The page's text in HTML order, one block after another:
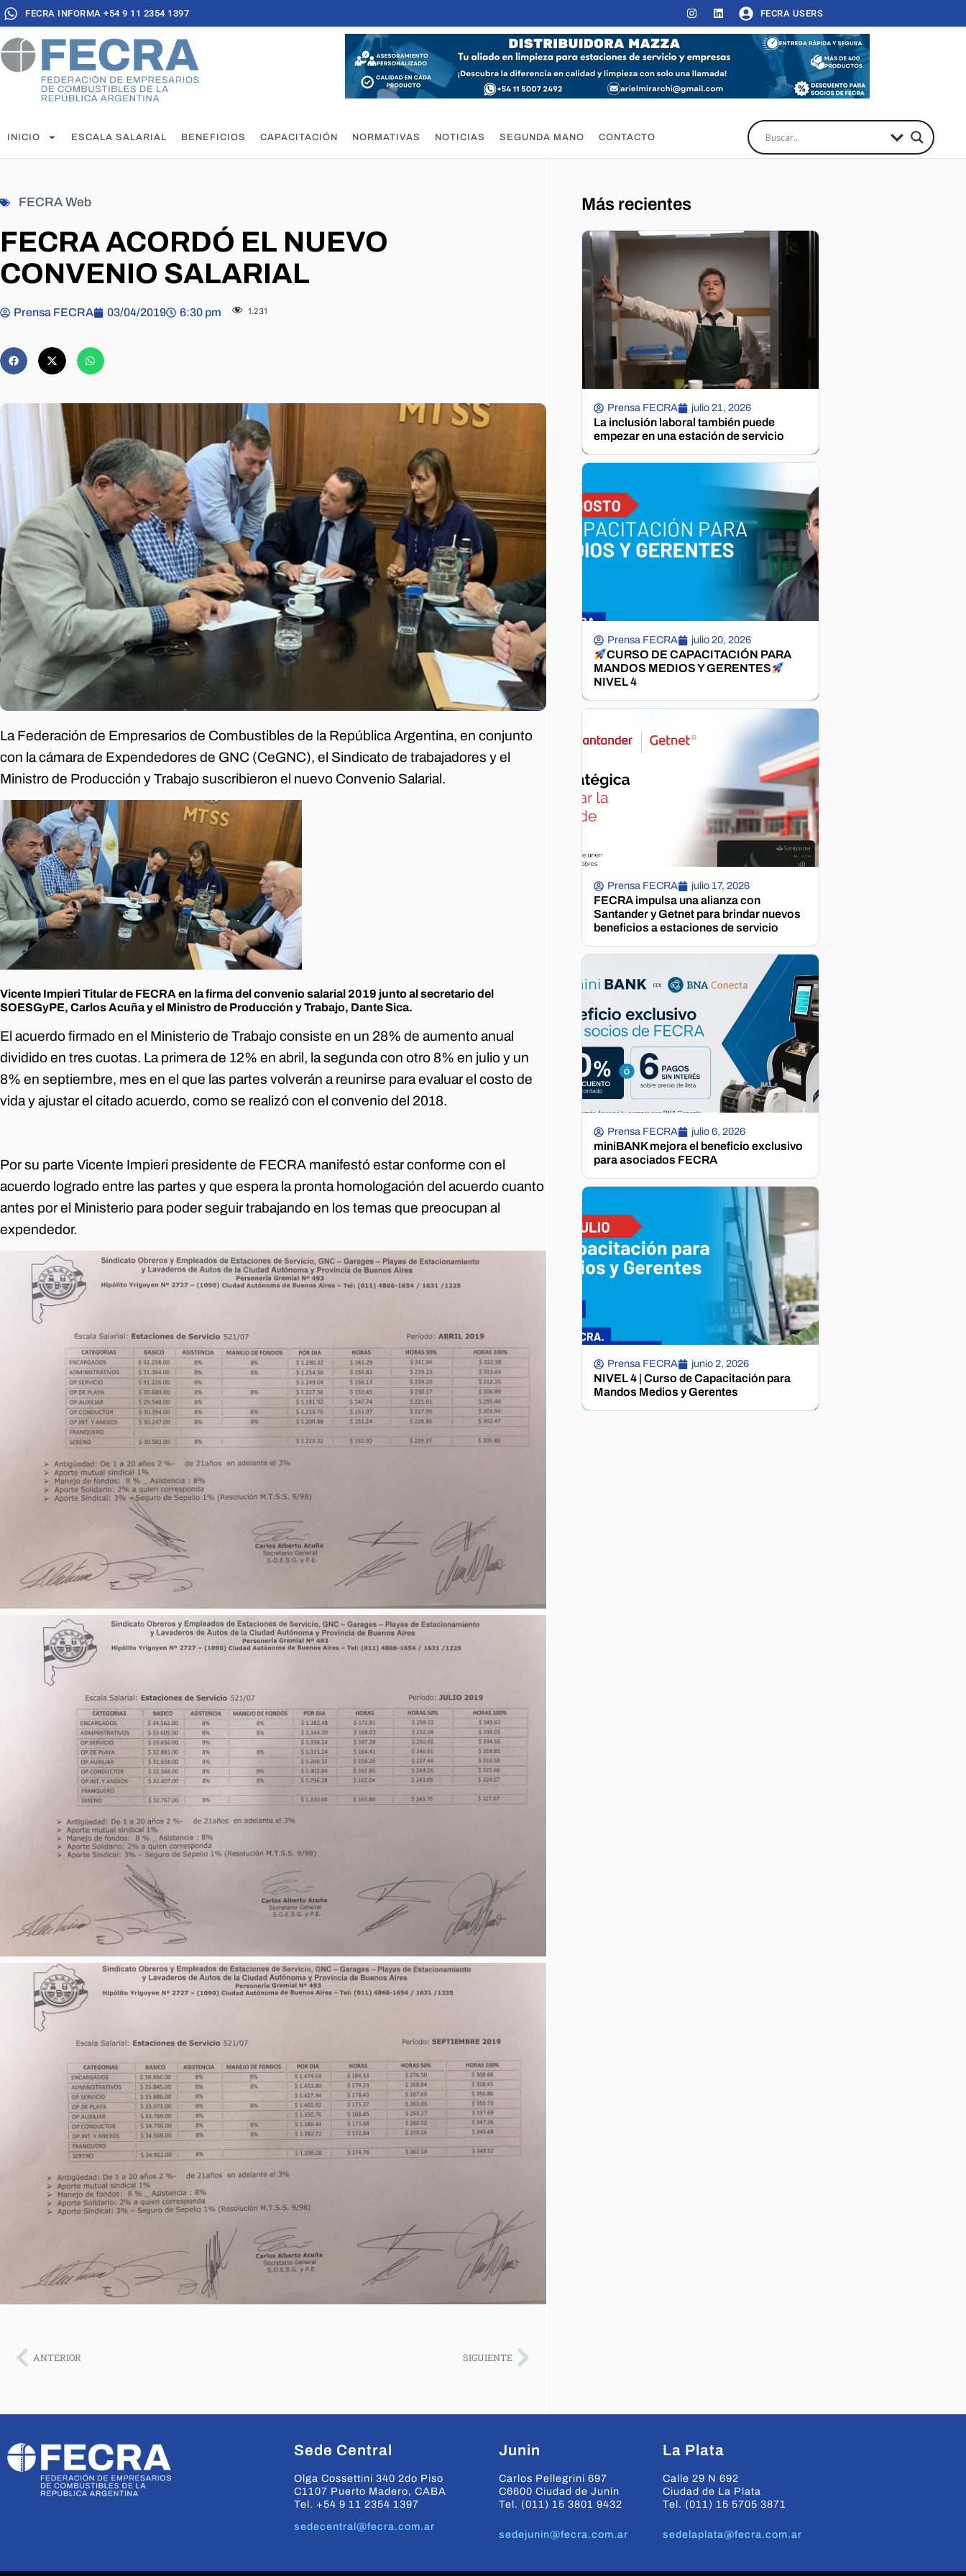
FECRA INFORMA +54 9 11 2354 1397 FECRA USERS
INICIO ESCALA SALARIAL BENEFICIOS CAPACITACIÓN NORMATIVAS NOTICIAS SEGUNDA MANO CONTACTO
FECRA Web
FECRA ACORDÓ EL NUEVO
CONVENIO SALARIAL
Prensa FECRA 03/04/2019 6:30 pm 1.231
La Federación de Empresarios de Combustibles de la República Argentina, en conjunto
con la cámara de Expendedores de GNC (CeGNC), el Sindicato de trabajadores y el
Ministro de Producción y Trabajo suscribieron el nuevo Convenio Salarial.
Vicente Impieri Titular de FECRA en la firma del convenio salarial 2019 junto al secretario del
SOESGyPE, Carlos Acuña y el Ministro de Producción y Trabajo, Dante Sica.
El acuerdo firmado en el Ministerio de Trabajo consiste en un 28% de aumento anual
dividido en tres cuotas. La primera de 12% en abril, la segunda con otro 8% en julio y un
8% en septiembre, mes en el que las partes volverán a reunirse para evaluar el costo de
vida y ajustar el citado acuerdo, como se realizó con el convenio del 2018.
Por su parte Vicente Impieri presidente de FECRA manifestó estar conforme con el
acuerdo logrado entre las partes y que espera la pronta homologación del acuerdo cuanto
antes por el Ministerio para poder seguir trabajando en los temas que preocupan al
expendedor.
ANTERIOR SIGUIENTE
Más recientes
Prensa FECRA julio 21, 2026
La inclusión laboral también puede
empezar en una estación de servicio
Prensa FECRA julio 20, 2026
CURSO DE CAPACITACIÓN PARA
MANDOS MEDIOS Y GERENTES
NIVEL 4
Prensa FECRA julio 17, 2026
FECRA impulsa una alianza con
Santander y Getnet para brindar nuevos
beneficios a estaciones de servicio
Prensa FECRA julio 6, 2026
miniBANK mejora el beneficio exclusivo
para asociados FECRA
Prensa FECRA junio 2, 2026
NIVEL 4 | Curso de Capacitación para
Mandos Medios y Gerentes
Sede Central
Olga Cossettini 340 2do Piso
C1107 Puerto Madero, CABA
Tel. +54 9 11 2354 1397
sedecentral@fecra.com.ar
Junin
Carlos Pellegrini 697
C6600 Ciudad de Junín
Tel. (011) 15 3801 9432
sedejunin@fecra.com.ar
La Plata
Calle 29 N 692
Ciudad de La Plata
Tel. (011) 15 5705 3871
sedelaplata@fecra.com.ar